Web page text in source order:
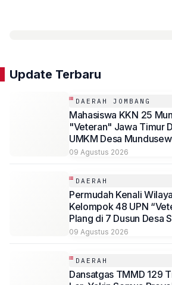
Update Terbaru
DAERAH JOMBANG
Mahasiswa KKN 25
"Veteran" Jawa Timur
UMKM Desa
dan Pelatihan
09 Agustus 2026
DAERAH
Permudah Kenali
Kelompok 48 UPN
Plang di 7 Dusun Desa
Kabupaten Jombang
09 Agustus 2026
DAERAH
Dansatgas TMMD 129